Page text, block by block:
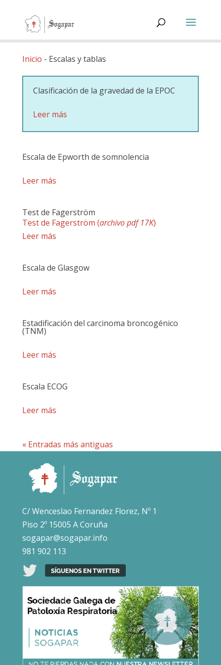
Inicio - Escalas y tablas
Clasificación de la gravedad de la EPOC
Leer más
Escala de Epworth de somnolencia
Leer más
Test de Fagerström
Test de Fagerström (archivo pdf 17K)
Leer más
Escala de Glasgow
Leer más
Estadificación del carcinoma broncogénico
(TNM)
Leer más
Escala ECOG
Leer más
« Entradas más antiguas
C/ Wenceslao Fernandez Florez, Nº 1
Piso 2º 15005 A Coruña
sogapar@sogapar.info
981 902 113